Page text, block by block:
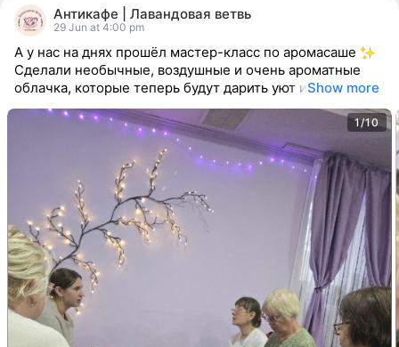
reacted Антикафе | Лавандовая ветвь
29 Jun at 4:00 pm
А у нас на днях прошёл мастер-класс по аромасаше
Сделали необычные, воздушные и очень ароматные
облачка, которые теперь будут дарить уют иShow more
1/10